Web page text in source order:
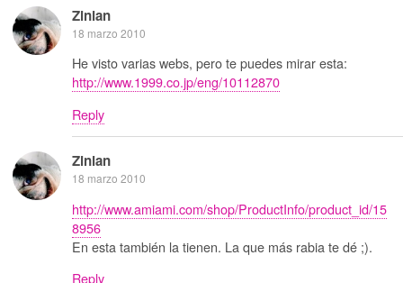
Zinian
18 marzo 2010
He visto varias webs, pero te puedes mirar esta:
http://www.1999.co.jp/eng/10112870
Reply
Zinian
18 marzo 2010
http://www.amiami.com/shop/ProductInfo/product_id/15
8956
En esta también la tienen. La que más rabia te dé ;).
Reply